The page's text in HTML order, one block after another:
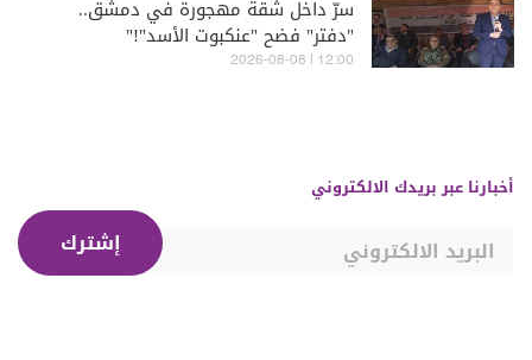
سرّ داخل شقة مهجورة في دمشق..
"دفتر" فضح "عنكبوت الأسد"!"
12:00 | 2026-08-08
أخبارنا عبر بريدك الالكتروني
إشترك